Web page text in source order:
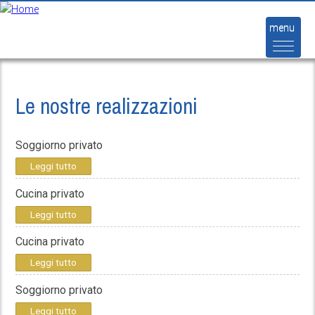
Salta al contenuto principale
menu
Le nostre realizzazioni
Soggiorno privato
Leggi tutto
Cucina privato
Leggi tutto
Cucina privato
Leggi tutto
Soggiorno privato
Leggi tutto